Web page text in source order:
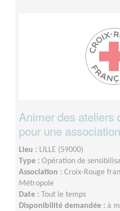
Animer des ateliers
pour une
Lieu : LILLE (59000)
Type : Opération de
Association : Croix-Rouge
Métropole
Date : Tout le temps
Disponibilité demandée : à